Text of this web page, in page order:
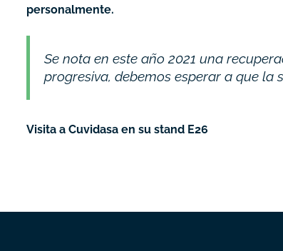
personalmente.
Se nota en este año 2021 una
progresiva, debemos esperar a que la
Visita a Cuvidasa en su stand E26